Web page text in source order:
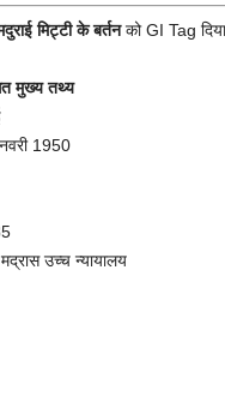
मिट्टी के बर्तनको GI Tag
मुख्य तथ्य
1950
उच्च न्यायालय